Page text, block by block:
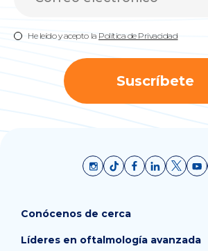
He leído y acepto la Política de Privacidad
Suscríbete
Conócenos de cerca
Líderes en oftalmología avanzada